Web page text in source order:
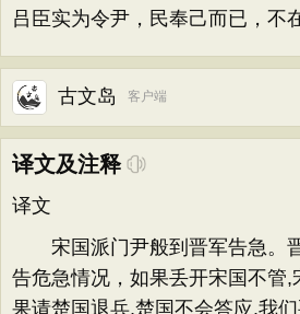
吕臣实为令尹，民奉己而已，不
古文岛 客户端
译文及注释
译文
宋国派门尹般到晋军告急。晋
告危急情况，如果丢开宋国不管,
果请楚国退兵,楚国不会答应.我